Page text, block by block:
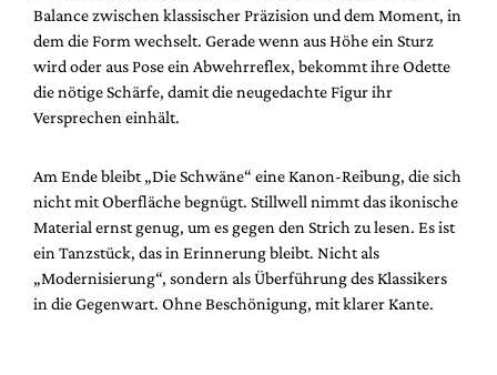
Balance zwischen klassischer Präzision und dem Moment, in
dem die Form wechselt. Gerade wenn aus Höhe ein Sturz
wird oder aus Pose ein Abwehrreflex, bekommt ihre Odette
die nötige Schärfe, damit die neugedachte Figur ihr
Versprechen einhält.
Am Ende bleibt „Die Schwäne“ eine Kanon-Reibung, die sich
nicht mit Oberfläche begnügt. Stillwell nimmt das ikonische
Material ernst genug, um es gegen den Strich zu lesen. Es ist
ein Tanzstück, das in Erinnerung bleibt. Nicht als
„Modernisierung“, sondern als Überführung des Klassikers
in die Gegenwart. Ohne Beschönigung, mit klarer Kante.